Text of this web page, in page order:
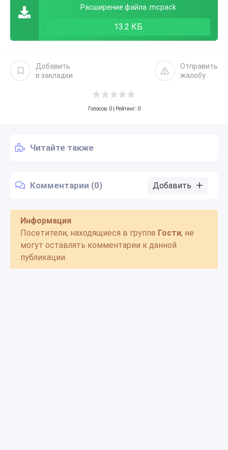
Расширение файла .mcpack
13.2 КБ
Добавить
в закладки
Отправить
жалобу
Голосов: 0| Рейтинг: 0
Читайте также
Комментарии (0) Добавить
Информация
Посетители, находящиеся в группе Гости, не
могут оставлять комментарии к данной
публикации.